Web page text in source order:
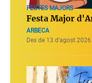
FESTES MAJORS
Festa Major
ARBECA
Des de 13 d’agost